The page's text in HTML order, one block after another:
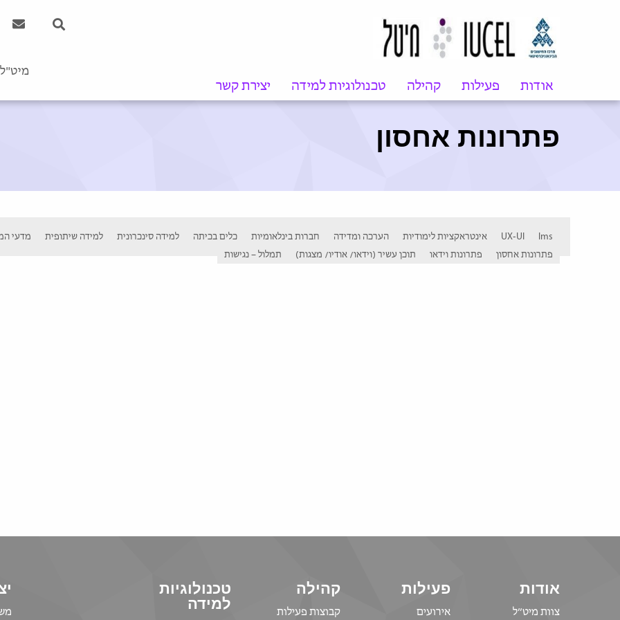
אודות פעילות קהילה טכנולוגיות למידה יצירת קשר
פתרונות אחסון
lms
UX-UI אינטראקציות לימודיות הערכה ומדידה חברות בינלאומיות כלים בכיתה למידה סינכרונית למידה שיתופית מדעי
פתרונות אחסון
פתרונות וידאו תוכן עשיר (וידאו/ אודיו/ מצגות) תמלול – נגישות
אודות
צוות מיט”ל
פעילות
אירועים
קהילה
קבוצות פעילות
טכנולוגיות
למידה